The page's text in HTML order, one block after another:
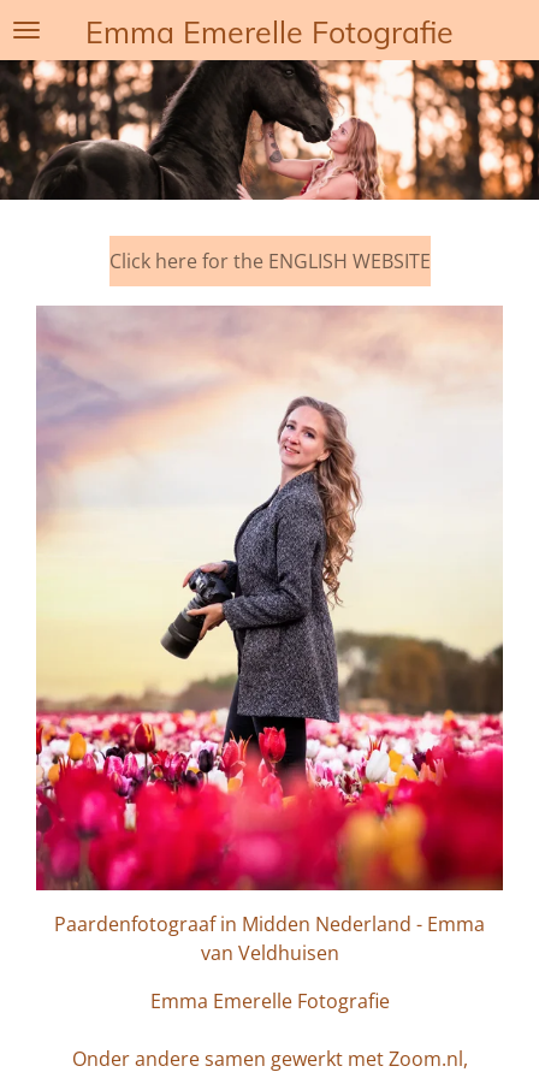
Ga
naar
hoofdinhoud
Emma Emerelle Fotografie
Click here for the ENGLISH WEBSITE
Paardenfotograaf in Midden Nederland - Emma
van Veldhuisen
Emma Emerelle Fotografie
Onder andere samen gewerkt met Zoom.nl,